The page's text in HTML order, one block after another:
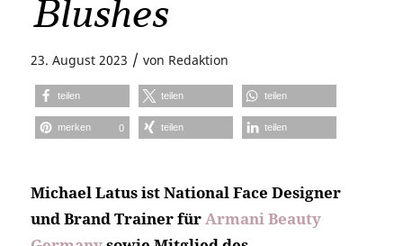
Blushes
23. August 2023 / von Redaktion
teilen teilen teilen
merken 0 teilen teilen
Michael Latus ist National Face Designer
und Brand Trainer fürArmani Beauty